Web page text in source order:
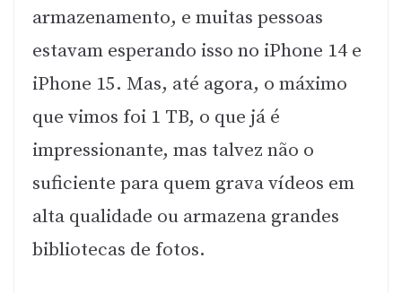
armazenamento, e muitas pessoas
estavam esperando isso no iPhone 14 e
iPhone 15. Mas, até agora, o máximo
que vimos foi 1 TB, o que já é
impressionante, mas talvez não o
suficiente para quem grava vídeos em
alta qualidade ou armazena grandes
bibliotecas de fotos.